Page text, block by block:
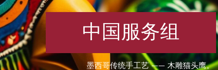
墨西哥传统手工艺 —— 木雕猫头鹰。
中国服务组